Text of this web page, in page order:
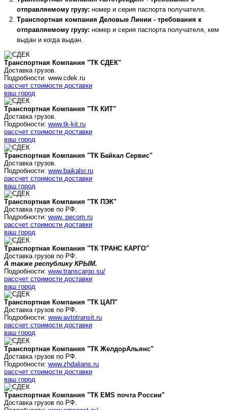
отправляемому грузу: номер и серия паспорта получателя.
Транспортная компания Деловые Линии - требования к
отправляемому грузу: номер и серия паспорта получателя, кем
выдан и когда выдан.
Транспортная Компания "ТК СДЕК"
Доставка грузов.
Подробности: www.cdek.ru
рассчет стоимости доставки
ваш город
Транспортная Компания "ТК КИТ"
Доставка грузов.
Подробности: www.tk-kit.ru
рассчет стоимости доставки
ваш город
Транспортная Компания "ТК Байкал Сервис"
Доставка грузов.
Подробности: www.baikalsr.ru
рассчет стоимости доставки
ваш город
Транспортная Компания "ТК ПЭК"
Доставка грузов по РФ.
Подробности: www. pecom.ru
рассчет стоимости доставки
ваш город
Транспортная Компания "ТК ТРАНС КАРГО"
Доставка грузов по РФ.
А также республику КРЫМ.
Подробности: www.transcargo.su/
рассчет стоимости доставки
ваш город
Транспортная Компания "ТК ЦАП"
Доставка грузов по РФ.
Подробности: www.avtotransit.ru
рассчет стоимости доставки
ваш город
Транспортная Компания "ТК ЖелдорАльянс"
Доставка грузов по РФ.
Подробности: www.zhdalians.ru
рассчет стоимости доставки
ваш город
Транспортная Компания "ТК EMS почта России"
Доставка грузов по РФ.